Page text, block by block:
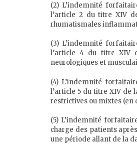
(2) L’indemnité
l’article 2 du titre XIV
rhumatismales
(3) L’indemnité
l’article 4 du titre XIV
neurologiques et
(4) L’indemnité
l’article 5 du titre XIV de
restrictives ou mixtes (en
(5) L’indemnité
charge des patients
une période allant de la